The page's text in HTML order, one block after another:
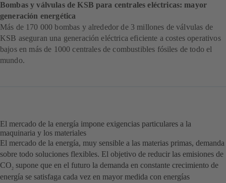
Bombas y válvulas de KSB para centrales eléctricas: mayor
generación energética
Más de 170 000 bombas y alrededor de 3 millones de válvulas de
KSB aseguran una generación eléctrica eficiente a costes operativos
bajos en más de 1000 centrales de combustibles fósiles de todo el
mundo.
El mercado de la energía impone exigencias particulares a la
maquinaria y los materiales
El mercado de la energía, muy sensible a las materias primas, demanda
sobre todo soluciones flexibles. El objetivo de reducir las emisiones de
CO2 supone que en el futuro la demanda en constante crecimiento de
energía se satisfaga cada vez en mayor medida con energías